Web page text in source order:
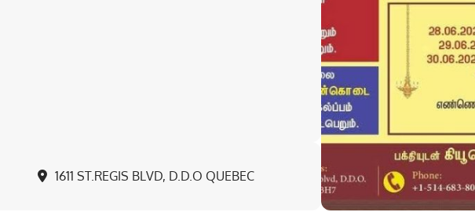
1611 ST.REGIS BLVD, D.D.O QUEBEC